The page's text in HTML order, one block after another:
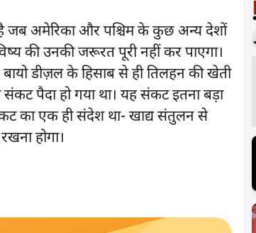
जब अमेरिका और पश्चिम के कुछ अन्य देशों
की उनकी जरूरत पूरी नहीं कर पाएगा।
डीज़ल के हिसाब से ही तिलहन की खेती
पैदा हो गया था। यह संकट इतना बड़ा
का एक ही संदेश था- खाद्य संतुलन से
होगा।